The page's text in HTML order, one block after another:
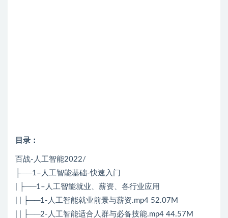
目录：
百战-人工智能2022/
├──1–人工智能基础-快速入门
| ├──1–人工智能就业、薪资、各行业应用
| | ├──1-人工智能就业前景与薪资.mp4 52.07M
| | ├──2-人工智能适合人群与必备技能.mp4 44.57M